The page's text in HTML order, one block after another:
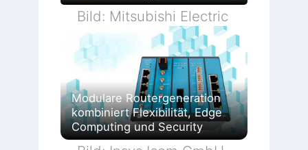
Bild: Mitsubishi Electric
Modulare Routergeneration
kombiniert Flexibilität, Edge
Computing und Security